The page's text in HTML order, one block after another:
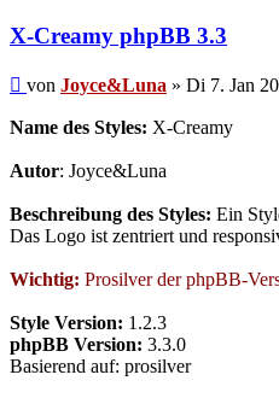
X-Creamy phpBB 3.3
Beitrag
von Joyce&Luna » Di 7. Jan
Name des Styles: X-Creamy
Autor: Joyce&Luna
Beschreibung des Styles: Ein
Das Logo ist zentriert und
Wichtig: Prosilver der phpBB-
Style Version: 1.2.3
phpBB Version: 3.3.0
Basierend auf: prosilver